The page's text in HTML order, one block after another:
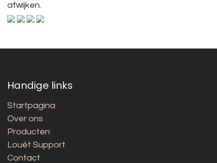
afwijken.
Handige links
Startpagina
Over ons
Producten
Louët Support
Contact